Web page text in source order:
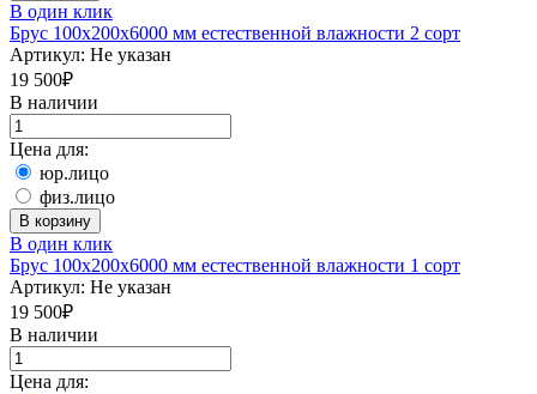
В один клик
Брус 100х200х6000 мм естественной влажности 2 сорт
Артикул: Не указан
19 500₽
В наличии
Цена для:
юр.лицо
физ.лицо
В корзину
В один клик
Брус 100х200х6000 мм естественной влажности 1 сорт
Артикул: Не указан
19 500₽
В наличии
Цена для: